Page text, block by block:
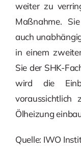
weiter zu
Maßnahme.
auch
in einem
Sie der SHK-
wird die
Ölheizung
Quelle: IWO